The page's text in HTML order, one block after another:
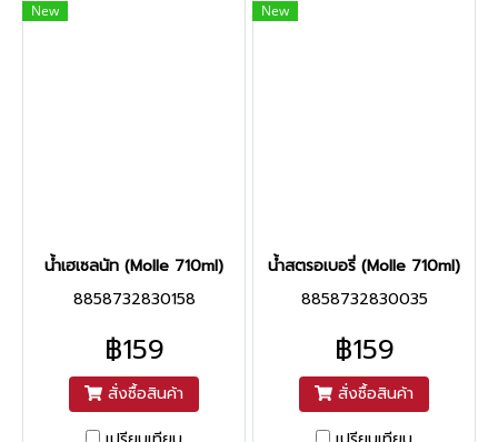
New
น้ำเฮเซลนัท (Molle 710ml)
8858732830158
฿159
สั่งซื้อสินค้า
New
น้ำสตรอเบอรี่ (Molle 710ml)
8858732830035
฿159
สั่งซื้อสินค้า